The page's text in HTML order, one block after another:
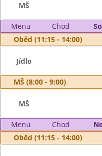
MŠ
Menu Chod
Oběd (11:15 - 14:00)
Jídlo
MŠ (8:00 - 9:00)
MŠ
Menu Chod
Oběd (11:15 - 14:00)